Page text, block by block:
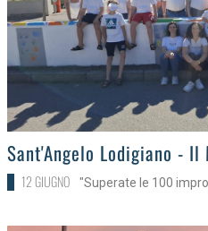
>
Sant'Angelo Lodigiano - Il
12 GIUGNO "Superate le 100